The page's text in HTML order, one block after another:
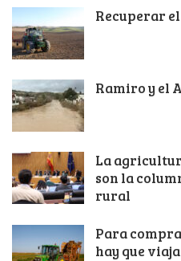
Recuperar
Ramiro y el
La
son la
rural
Para
hay que